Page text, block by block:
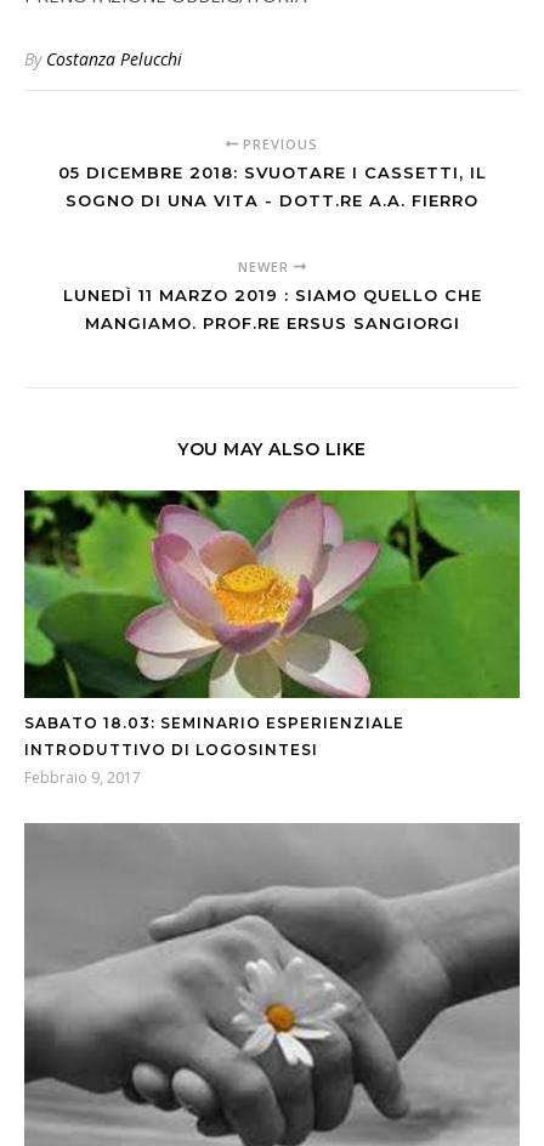
By Costanza Pelucchi
PREVIOUS
05 DICEMBRE 2018: SVUOTARE I CASSETTI, IL
SOGNO DI UNA VITA - DOTT.RE A.A. FIERRO
NEWER
LUNEDÌ 11 MARZO 2019 : SIAMO QUELLO CHE
MANGIAMO. PROF.RE ERSUS SANGIORGI
YOU MAY ALSO LIKE
SABATO 18.03: SEMINARIO ESPERIENZIALE
INTRODUTTIVO DI LOGOSINTESI
Febbraio 9, 2017